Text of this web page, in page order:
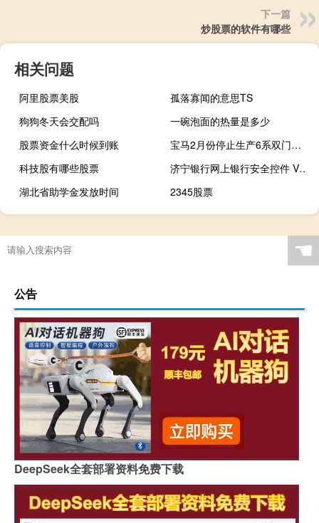
下一篇
炒股票的软件有哪些
相关问题
阿里股票美股
孤落寡闻的意思TS
狗狗冬天会交配吗
一碗泡面的热量是多少
股票资金什么时候到账
宝马2月份停止生产6系双门轿跑车
科技股有哪些股票
济宁银行网上银行安全控件 V2.3.6.0 官方版（济宁银行网上银行安全控件 V2.3.6.0 官方版功能简介）
湖北省助学金发放时间
2345股票
☚
公告
DeepSeek全套部署资料免费下载